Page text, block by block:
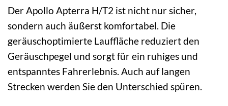
Der Apollo Apterra H/T2 ist nicht nur sicher,
sondern auch äußerst komfortabel. Die
geräuschoptimierte Lauffläche reduziert den
Geräuschpegel und sorgt für ein ruhiges und
entspanntes Fahrerlebnis. Auch auf langen
Strecken werden Sie den Unterschied spüren.